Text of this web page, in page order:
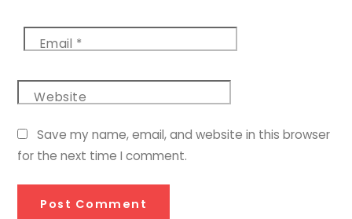
Email *
Website
Save my name, email, and website in this browser
for the next time I comment.